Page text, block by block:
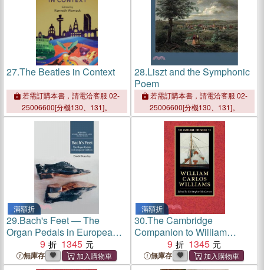
27.The Beatles in Context
若需訂購本書，請電洽客服 02-
25006600[分機130、131]。
28.Liszt and the Symphonic
Poem
若需訂購本書，請電洽客服 02-
25006600[分機130、131]。
滿額折
29.Bach's Feet ― The
Organ Pedals in European
9 1345
無庫存
滿額折
30.The Cambridge
Companion to William
Carlos Williams
9 1345
無庫存